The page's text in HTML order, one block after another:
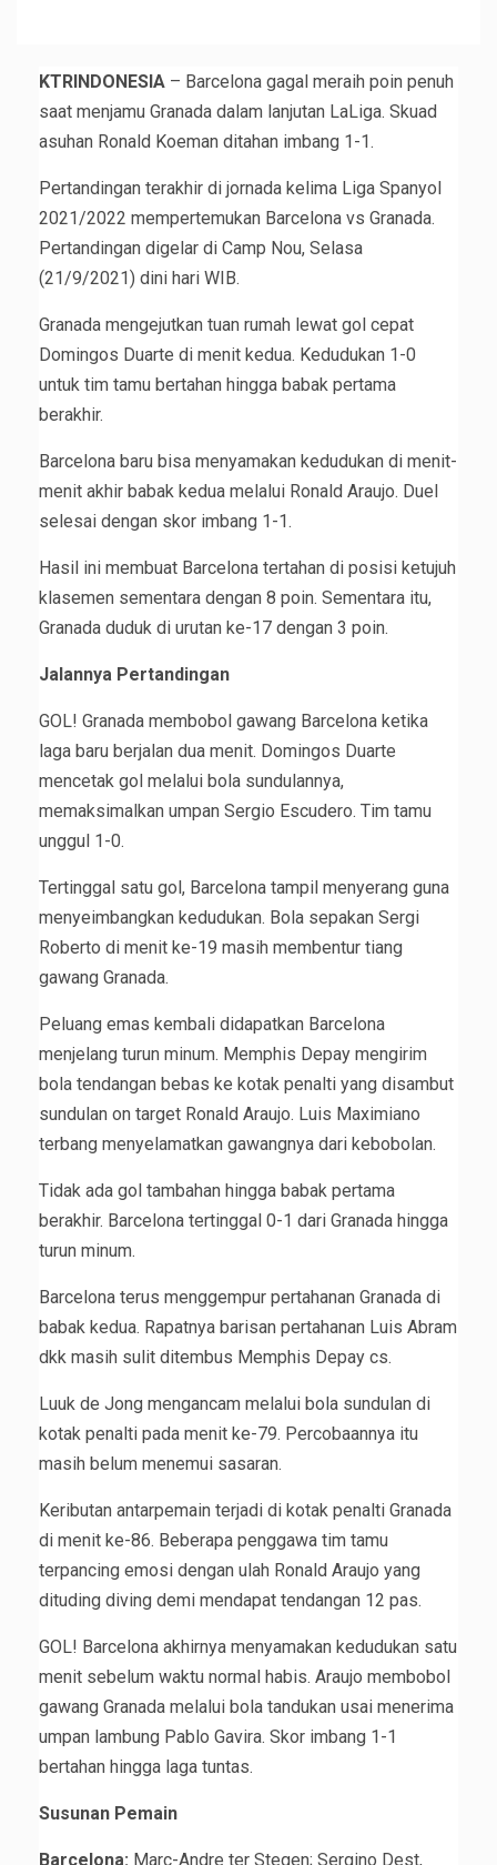
KTRINDONESIA – Barcelona gagal meraih poin penuh
saat menjamu Granada dalam lanjutan LaLiga. Skuad
asuhan Ronald Koeman ditahan imbang 1-1.
Pertandingan terakhir di jornada kelima Liga Spanyol
2021/2022 mempertemukan Barcelona vs Granada.
Pertandingan digelar di Camp Nou, Selasa
(21/9/2021) dini hari WIB.
Granada mengejutkan tuan rumah lewat gol cepat
Domingos Duarte di menit kedua. Kedudukan 1-0
untuk tim tamu bertahan hingga babak pertama
berakhir.
Barcelona baru bisa menyamakan kedudukan di menit-
menit akhir babak kedua melalui Ronald Araujo. Duel
selesai dengan skor imbang 1-1.
Hasil ini membuat Barcelona tertahan di posisi ketujuh
klasemen sementara dengan 8 poin. Sementara itu,
Granada duduk di urutan ke-17 dengan 3 poin.
Jalannya Pertandingan
GOL! Granada membobol gawang Barcelona ketika
laga baru berjalan dua menit. Domingos Duarte
mencetak gol melalui bola sundulannya,
memaksimalkan umpan Sergio Escudero. Tim tamu
unggul 1-0.
Tertinggal satu gol, Barcelona tampil menyerang guna
menyeimbangkan kedudukan. Bola sepakan Sergi
Roberto di menit ke-19 masih membentur tiang
gawang Granada.
Peluang emas kembali didapatkan Barcelona
menjelang turun minum. Memphis Depay mengirim
bola tendangan bebas ke kotak penalti yang disambut
sundulan on target Ronald Araujo. Luis Maximiano
terbang menyelamatkan gawangnya dari kebobolan.
Tidak ada gol tambahan hingga babak pertama
berakhir. Barcelona tertinggal 0-1 dari Granada hingga
turun minum.
Barcelona terus menggempur pertahanan Granada di
babak kedua. Rapatnya barisan pertahanan Luis Abram
dkk masih sulit ditembus Memphis Depay cs.
Luuk de Jong mengancam melalui bola sundulan di
kotak penalti pada menit ke-79. Percobaannya itu
masih belum menemui sasaran.
Keributan antarpemain terjadi di kotak penalti Granada
di menit ke-86. Beberapa penggawa tim tamu
terpancing emosi dengan ulah Ronald Araujo yang
dituding diving demi mendapat tendangan 12 pas.
GOL! Barcelona akhirnya menyamakan kedudukan satu
menit sebelum waktu normal habis. Araujo membobol
gawang Granada melalui bola tandukan usai menerima
umpan lambung Pablo Gavira. Skor imbang 1-1
bertahan hingga laga tuntas.
Susunan Pemain
Barcelona: Marc-Andre ter Stegen; Sergino Dest,